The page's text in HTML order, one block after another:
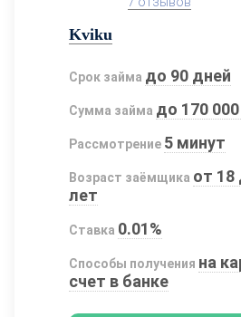
Kviku
Срок займа до 90 дней
Сумма займа до 170
Рассмотрение 5 минут
Возраст заёмщика от 18
лет
Ставка 0.01%
Способы получения на
счет в банке